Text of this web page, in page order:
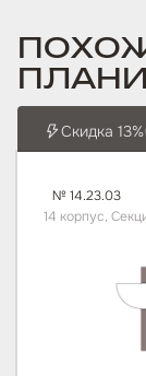
Скидка 13%
№ 14.23.03
14 корпус,